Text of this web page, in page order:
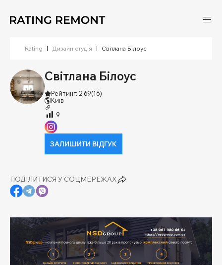
Rating | Дизайн студія | Світлана Білоус
Світлана Білоус
Рейтинг: 2.69(16)
Київ
9
ЗАЛИШИТИ ВІДГУК
ПОДІЛИТИСЯ У СОЦМЕРЕЖАХ